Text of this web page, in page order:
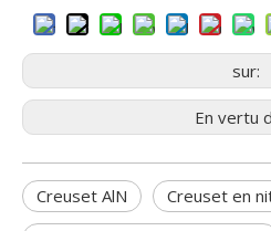
sur:
En vertu
Creuset AlN
Creuset en